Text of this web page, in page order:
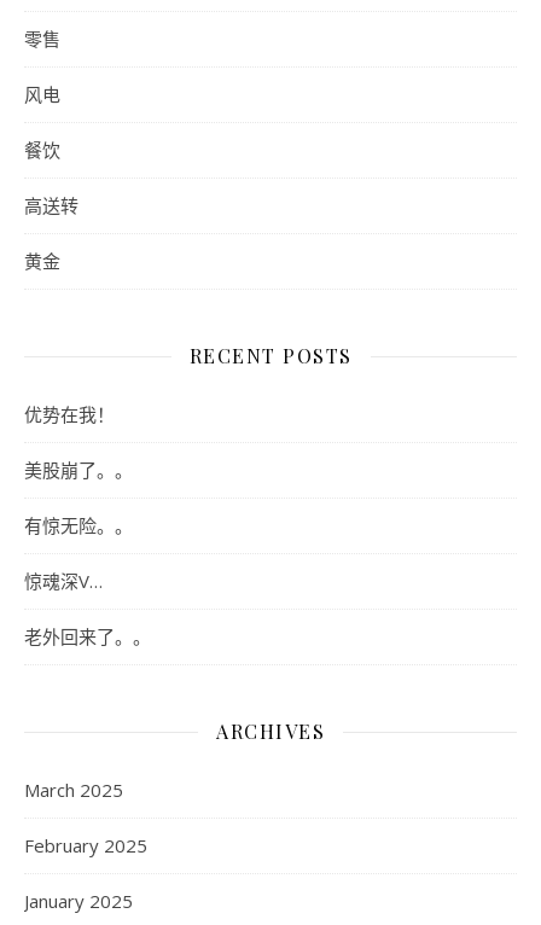
零售
风电
餐饮
高送转
黄金
RECENT POSTS
优势在我！
美股崩了。。
有惊无险。。
惊魂深V…
老外回来了。。
ARCHIVES
March 2025
February 2025
January 2025